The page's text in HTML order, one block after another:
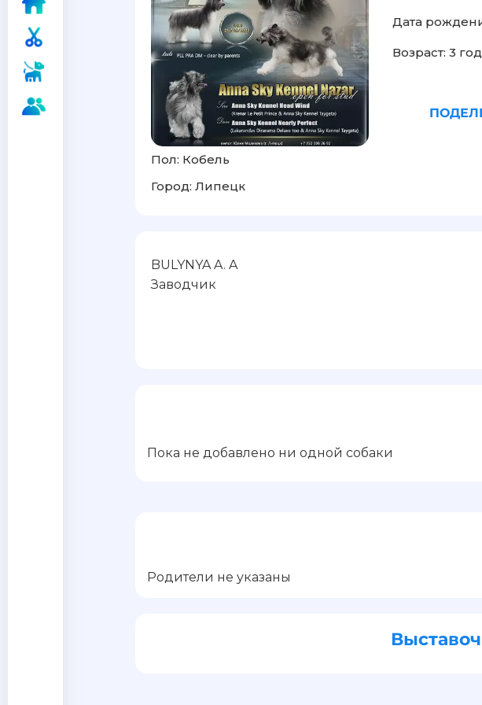
Пол: Кобель
Город: Липецк
Дата
Возраст: 3
BULYNYA A. A
Заводчик
Пока не добавлено ни одной собаки
Родители не указаны